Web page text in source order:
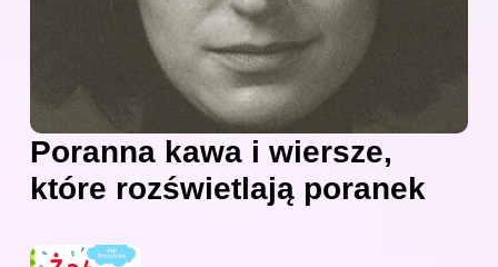
Poranna kawa i wiersze,
które rozświetlają poranek